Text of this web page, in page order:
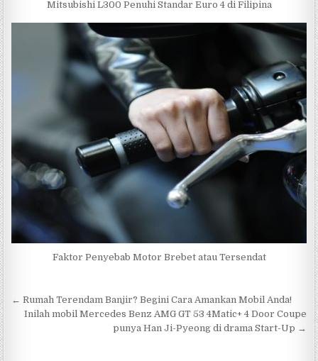
Mitsubishi L300 Penuhi Standar Euro 4 di Filipina
Faktor Penyebab Motor Brebet atau Tersendat
Navigasi
pos
← Rumah Terendam Banjir? Begini Cara Amankan Mobil Anda!
Inilah mobil Mercedes Benz AMG GT 53 4Matic+ 4 Door Coupe
punya Han Ji-Pyeong di drama Start-Up →